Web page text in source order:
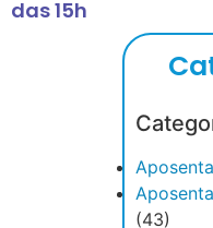
das 15h
(43)